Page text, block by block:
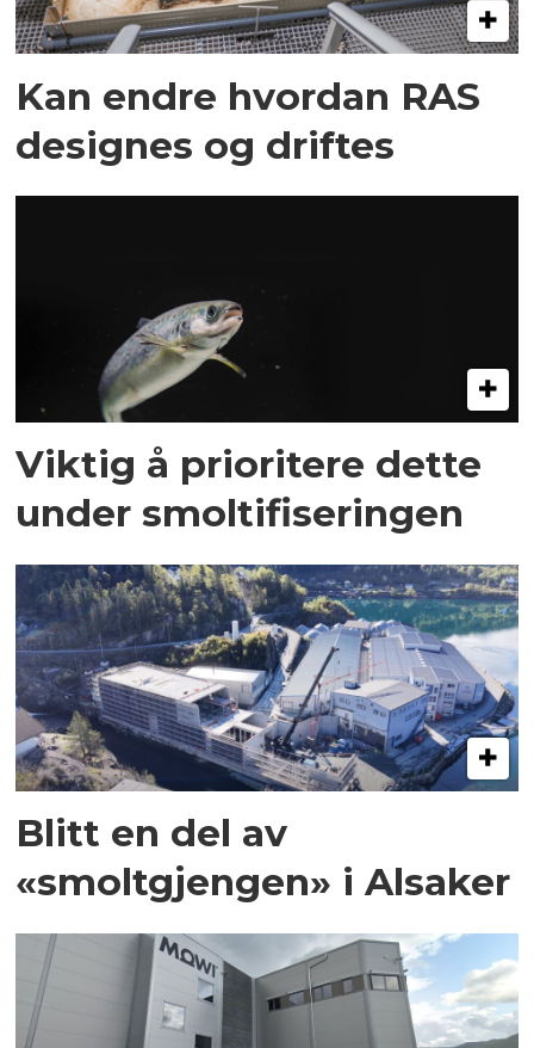
Kan endre hvordan RAS
designes og driftes
Viktig å prioritere dette
under smoltifiseringen
Blitt en del av
«smoltgjengen» i Alsaker